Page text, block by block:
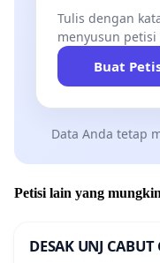
Tulis dengan
menyusun
Buat
Data Anda tetap
Petisi lain yang
DESAK UNJ